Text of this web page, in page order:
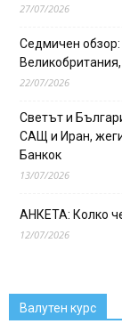
27/07/2026
Седмичен
22/07/2026
Светът и
САЩ и Иран,
Банкок
13/07/2026
АНКЕТА: Колко
12/07/2026
Валутен курс